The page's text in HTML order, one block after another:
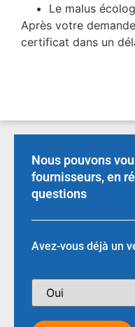
Le malus
Après votre
certificat dans un
Nous pouvons
fournisseurs, en
questions
Avez-vous déjà un